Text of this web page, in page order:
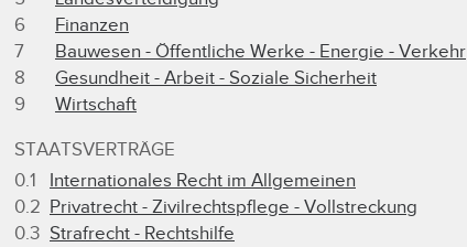
6
Finanzen
7
Bauwesen - Öffentliche Werke - Energie - Verkehr
8
Gesundheit - Arbeit - Soziale Sicherheit
9
Wirtschaft
STAATSVERTRÄGE
0.1
Internationales Recht im Allgemeinen
0.2 Privatrecht - Zivilrechtspflege - Vollstreckung
0.3 Strafrecht - Rechtshilfe